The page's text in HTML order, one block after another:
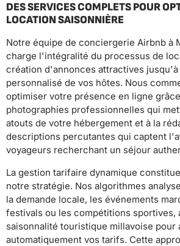
DES SERVICES COMPLETS POUR
LOCATION SAISONNIÈRE
Notre équipe de conciergerie Airbnb à
charge l'intégralité du processus de
création d'annonces attractives
personnalisé de vos hôtes. Nous
optimiser votre présence en ligne
photographies professionnelles qui
atouts de votre hébergement et à la
descriptions percutantes qui captent
voyageurs recherchant un séjour
La gestion tarifaire dynamique
notre stratégie. Nos algorithmes
la demande locale, les événements
festivals ou les compétitions sportives,
saisonnalité touristique millavoise pour
automatiquement vos tarifs. Cette